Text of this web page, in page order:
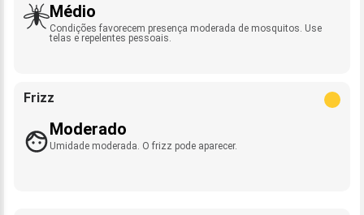
Médio
Condições favorecem presença moderada de mosquitos. Use
telas e repelentes pessoais.
Frizz
Moderado
Umidade moderada. O frizz pode aparecer.